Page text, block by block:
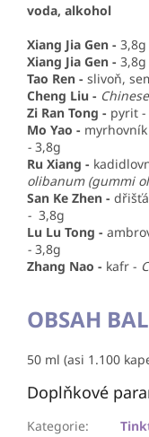
voda, alkohol
Xiang Jia Gen - 3,8g
Xiang Jia Gen - 3,8g
Tao Ren - slivoň,
Cheng Liu -
Zi Ran Tong - pyrit -
Mo Yao -
- 3,8g
Ru Xiang -
olibanum (gummi
San Ke Zhen -
- 3,8g
Lu Lu Tong -
- 3,8g
Zhang Nao - kafr -
OBSAH
50 ml (asi 1.100
Doplňkové
Kategorie: